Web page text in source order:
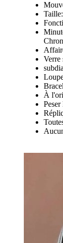
Verre
À